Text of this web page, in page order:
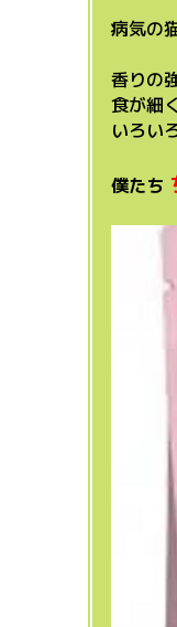
病気の
香りの
食が細
いろい
僕たち